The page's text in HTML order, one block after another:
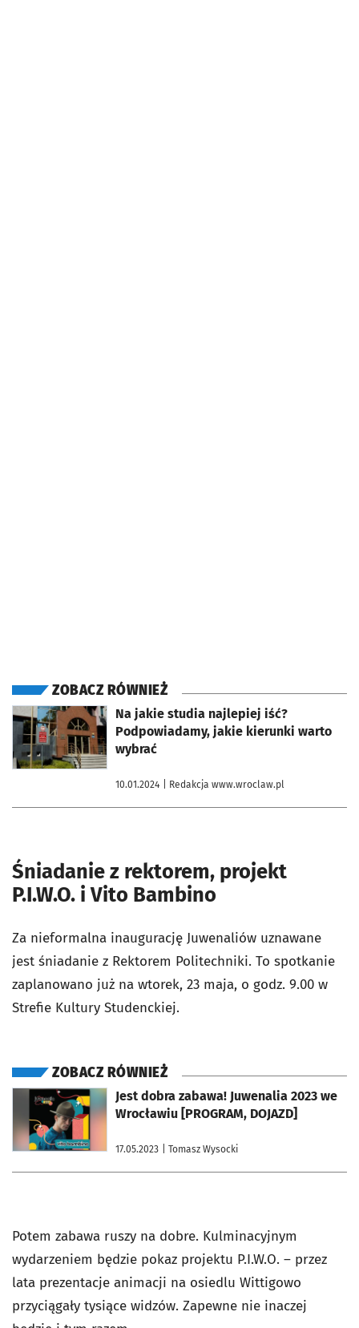
ZOBACZ RÓWNIEŻ
Na jakie studia najlepiej iść?
Podpowiadamy, jakie kierunki warto
wybrać
10.01.2024 | Redakcja www.wroclaw.pl
otworzy się w nowej karcie
Śniadanie z rektorem, projekt
P.I.W.O. i Vito Bambino
Za nieformalna inaugurację Juwenaliów uznawane
jest śniadanie z Rektorem Politechniki. To spotkanie
zaplanowano już na wtorek, 23 maja, o godz. 9.00 w
Strefie Kultury Studenckiej.
ZOBACZ RÓWNIEŻ
Jest dobra zabawa! Juwenalia 2023 we
Wrocławiu [PROGRAM, DOJAZD]
17.05.2023 | Tomasz Wysocki
otworzy się w nowej karcie
Potem zabawa ruszy na dobre. Kulminacyjnym
wydarzeniem będzie pokaz projektu P.I.W.O. – przez
lata prezentacje animacji na osiedlu Wittigowo
przyciągały tysiące widzów. Zapewne nie inaczej